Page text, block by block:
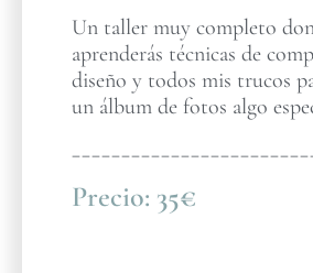
Un taller muy completo
aprenderás técnicas de
diseño y todos mis trucos
un álbum de fotos algo
Precio: 35€